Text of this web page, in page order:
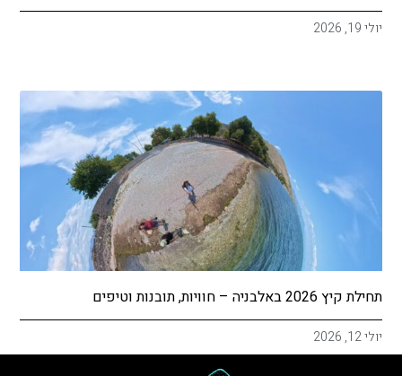
יולי 19, 2026
תחילת קיץ 2026 באלבניה – חוויות, תובנות וטיפים
יולי 12, 2026